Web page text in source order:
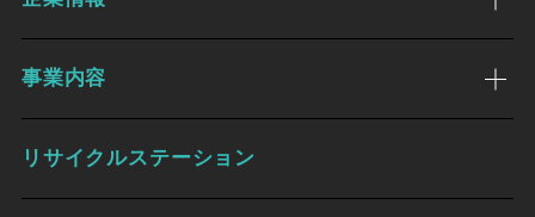
事業内容
リサイクルステーション